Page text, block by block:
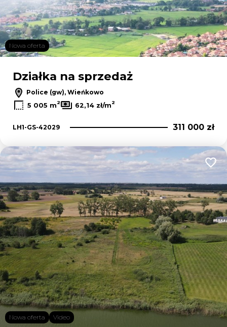
Nowa oferta
Działka na sprzedaż
Police (gw), Wieńkowo
5 005 m2 62,14 zł/m2
LH1-GS-42029 311 000 zł
Nowa oferta Video